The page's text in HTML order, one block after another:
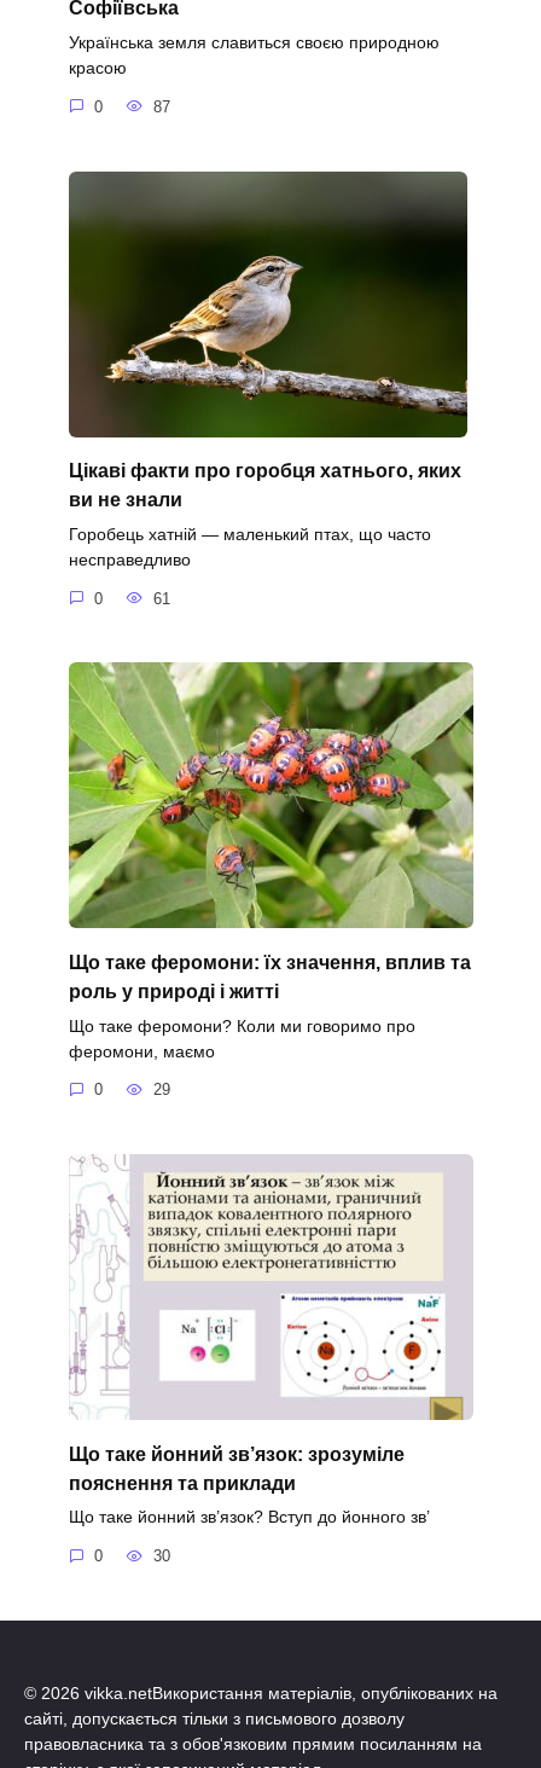
Софіївська
Українська земля славиться своєю природною
красою
0 87
Цікаві факти про горобця хатнього, яких
ви не знали
Горобець хатній — маленький птах, що часто
несправедливо
0 61
Що таке феромони: їх значення, вплив та
роль у природі і житті
Що таке феромони? Коли ми говоримо про
феромони, маємо
0 29
Що таке йонний зв’язок: зрозуміле
пояснення та приклади
Що таке йонний зв’язок? Вступ до йонного зв’
0 30
© 2026 vikka.netВикористання матеріалів, опублікованих на
сайті, допускається тільки з письмового дозволу
правовласника та з обов'язковим прямим посиланням на